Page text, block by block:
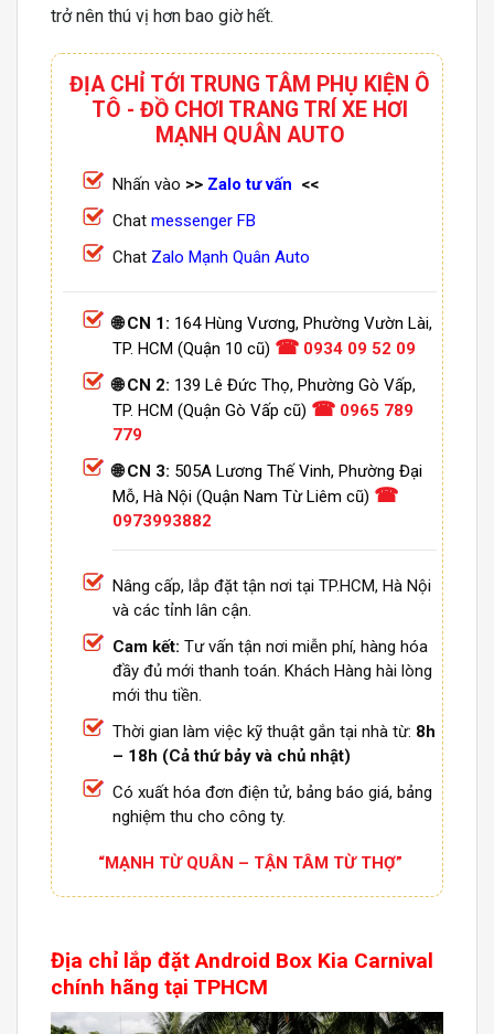
trở nên thú vị hơn bao giờ hết.
ĐỊA CHỈ TỚI TRUNG TÂM PHỤ KIỆN Ô
TÔ - ĐỒ CHƠI TRANG TRÍ XE HƠI
MẠNH QUÂN AUTO
Nhấn vào >> Zalo tư vấn <<
Chat messenger FB
Chat Zalo Mạnh Quân Auto
🌐 CN 1: 164 Hùng Vương, Phường Vườn Lài,
TP. HCM (Quận 10 cũ) ☎ 0934 09 52 09
🌐 CN 2: 139 Lê Đức Thọ, Phường Gò Vấp,
TP. HCM (Quận Gò Vấp cũ) ☎ 0965 789
779
🌐 CN 3: 505A Lương Thế Vinh, Phường Đại
Mỗ, Hà Nội (Quận Nam Từ Liêm cũ) ☎
0973993882
Nâng cấp, lắp đặt tận nơi tại TP.HCM, Hà Nội
và các tỉnh lân cận.
Cam kết: Tư vấn tận nơi miễn phí, hàng hóa
đầy đủ mới thanh toán. Khách Hàng hài lòng
mới thu tiền.
Thời gian làm việc kỹ thuật gắn tại nhà từ: 8h
– 18h (Cả thứ bảy và chủ nhật)
Có xuất hóa đơn điện tử, bảng báo giá, bảng
nghiệm thu cho công ty.
“MẠNH TỪ QUÂN – TẬN TÂM TỪ THỢ”
Địa chỉ lắp đặtAndroid Box Kia Carnival
chính hãng tại TPHCM